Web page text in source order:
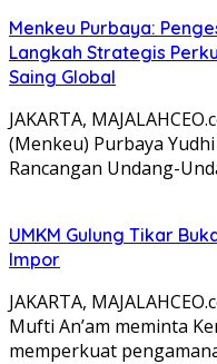
Menkeu Purbaya:
Langkah Strategis
Saing Global
JAKARTA,
(Menkeu) Purbaya
Rancangan Undang-
UMKM Gulung Tikar
Impor
JAKARTA,
Mufti An’am meminta
memperkuat